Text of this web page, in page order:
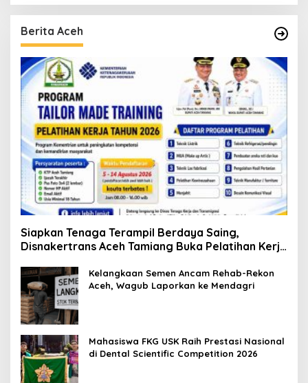
Berita Aceh
Siapkan Tenaga Terampil Berdaya Saing,
Disnakertrans Aceh Tamiang Buka Pelatihan Kerja
Kelangkaan Semen Ancam Rehab-Rekon
Aceh, Wagub Laporkan ke Mendagri
Mahasiswa FKG USK Raih Prestasi Nasional
di Dental Scientific Competition 2026